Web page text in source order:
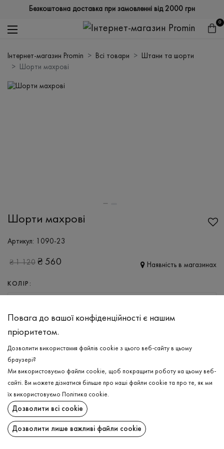
Безкоштовна доставка при замовленні від 2000 грн
0
Інтернет-магазин Promin Всі товари
Штани та шорти
Шорти махрові
Шорти махрові
Артикул: 1090-23
₴1 120 ₴ 560 Наявність в магазинах
КОЛІР:
ДОДАТИ ДО КОШИКА
ОБЕРІТЬ РОЗМІР
Шорти махрові
ДОДАТИ ДО КОШИКА
ОПИС
Повага до вашої конфіденційності є нашим
пріоритетом.
Дозволити використання файлів cookie з цього веб-сайту в цьому
браузері?
Ми використовуємо файли cookie, щоб покращити роботу на цьому веб-
сайті. Ви можете дізнатися більше про наші файли cookie та про те, як ми
їх використовуємо
Політика cookie.
Дозволити всі cookie
Дозволити лише важливі файли cookie